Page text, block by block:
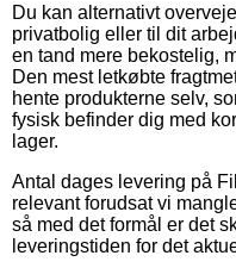
Du kan alternativt
privatbolig eller til dit
en tand mere bekostelig,
Den mest letkøbte
hente produkterne selv,
fysisk befinder dig med
lager.
Antal dages levering på
relevant forudsat vi
så med det formål er det
leveringstiden for det